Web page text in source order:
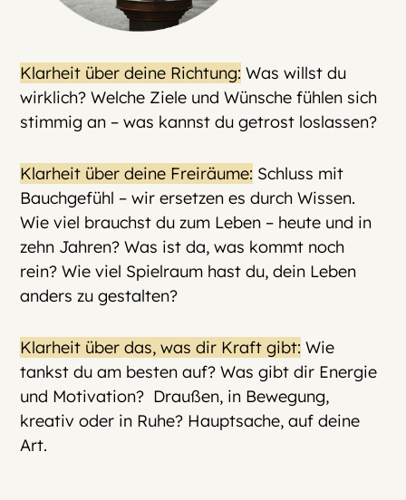
Klarheit über deine Richtung: Was willst du
wirklich? Welche Ziele und Wünsche fühlen sich
stimmig an – was kannst du getrost loslassen?
Klarheit über deine Freiräume: Schluss mit
Bauchgefühl – wir ersetzen es durch Wissen.
Wie viel brauchst du zum Leben – heute und in
zehn Jahren? Was ist da, was kommt noch
rein? Wie viel Spielraum hast du, dein Leben
anders zu gestalten?
Klarheit über das, was dir Kraft gibt: Wie
tankst du am besten auf? Was gibt dir Energie
und Motivation? Draußen, in Bewegung,
kreativ oder in Ruhe? Hauptsache, auf deine
Art.